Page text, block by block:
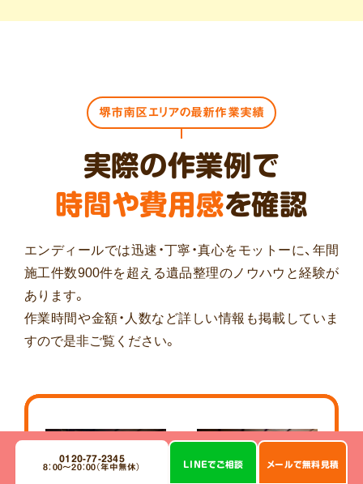
堺市南区エリアの最新作業実績
実際の作業例で
時間や費用感を確認
エンディールでは迅速・丁寧・真心をモットーに、年間
施工件数900件を超える遺品整理のノウハウと経験が
あります。
作業時間や金額・人数など詳しい情報も掲載していま
すので是非ご覧ください。
作業前 作業後
0120-77-2345
8：00～20：00（年中無休）
LINEで ご相談 メールで無料見積